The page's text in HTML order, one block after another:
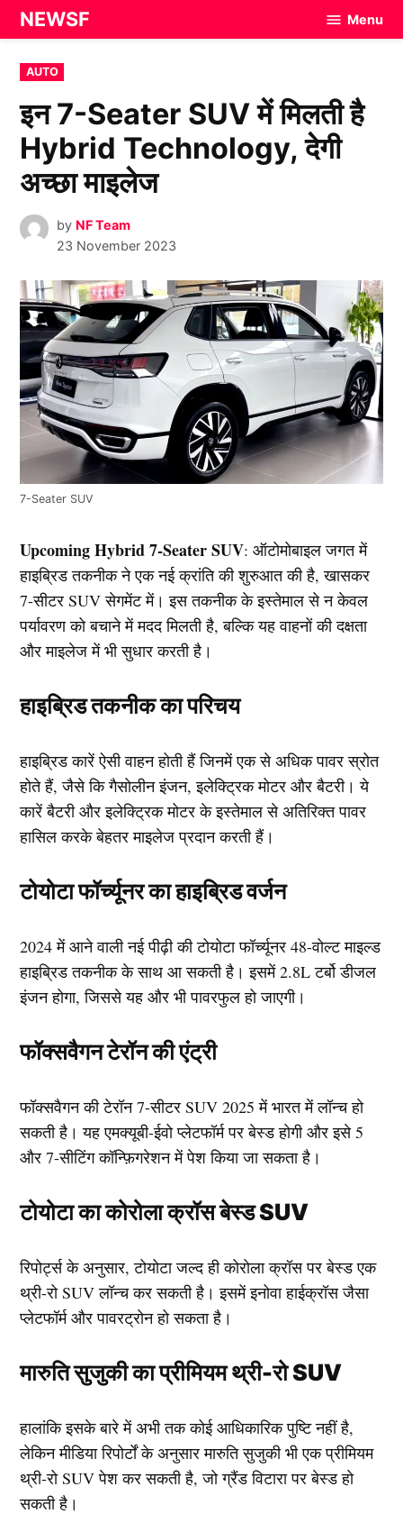
Skip
to
content
NEWSF Menu
POSTED
IN
AUTO
इन 7-Seater SUV में मिलती है
Hybrid Technology, देगी
अच्छा माइलेज
by NF Team
23 November 2023
7-Seater SUV
Upcoming Hybrid 7-Seater SUV: ऑटोमोबाइल जगत में
हाइब्रिड तकनीक ने एक नई क्रांति की शुरुआत की है, खासकर
7-सीटर SUV सेगमेंट में। इस तकनीक के इस्तेमाल से न केवल
पर्यावरण को बचाने में मदद मिलती है, बल्कि यह वाहनों की दक्षता
और माइलेज में भी सुधार करती है।
हाइब्रिड तकनीक का परिचय
हाइब्रिड कारें ऐसी वाहन होती हैं जिनमें एक से अधिक पावर स्रोत
होते हैं, जैसे कि गैसोलीन इंजन, इलेक्ट्रिक मोटर और बैटरी। ये
कारें बैटरी और इलेक्ट्रिक मोटर के इस्तेमाल से अतिरिक्त पावर
हासिल करके बेहतर माइलेज प्रदान करती हैं।
टोयोटा फॉर्च्यूनर का हाइब्रिड वर्जन
2024 में आने वाली नई पीढ़ी की टोयोटा फॉर्च्यूनर 48-वोल्ट माइल्ड
हाइब्रिड तकनीक के साथ आ सकती है। इसमें 2.8L टर्बो डीजल
इंजन होगा, जिससे यह और भी पावरफुल हो जाएगी।
फॉक्सवैगन टेरॉन की एंट्री
फॉक्सवैगन की टेरॉन 7-सीटर SUV 2025 में भारत में लॉन्च हो
सकती है। यह एमक्यूबी-ईवो प्लेटफॉर्म पर बेस्ड होगी और इसे 5
और 7-सीटिंग कॉन्फ़िगरेशन में पेश किया जा सकता है।
टोयोटा का कोरोला क्रॉस बेस्ड SUV
रिपोर्ट्स के अनुसार, टोयोटा जल्द ही कोरोला क्रॉस पर बेस्ड एक
थ्री-रो SUV लॉन्च कर सकती है। इसमें इनोवा हाईक्रॉस जैसा
प्लेटफॉर्म और पावरट्रोन हो सकता है।
मारुति सुजुकी का प्रीमियम थ्री-रो SUV
हालांकि इसके बारे में अभी तक कोई आधिकारिक पुष्टि नहीं है,
लेकिन मीडिया रिपोर्टों के अनुसार मारुति सुजुकी भी एक प्रीमियम
थ्री-रो SUV पेश कर सकती है, जो ग्रैंड विटारा पर बेस्ड हो
सकती है।